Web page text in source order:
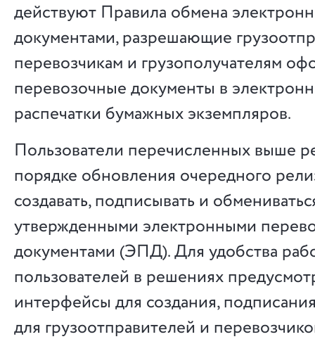
действуют Правила обмена
документами, разрешающие
перевозчикам и грузополучателям
перевозочные документы в
распечатки бумажных экземпляров.
Пользователи перечисленных выше
порядке обновления очередного
создавать, подписывать и
утвержденными электронными
документами (ЭПД). Для удобства
пользователей в решениях
интерфейсы для создания,
для грузоотправителей и